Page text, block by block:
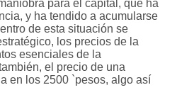
para el capital, que ha
y ha tendido a acumularse
de esta situación se
los precios de la
esenciales de la
el precio de una
en los 2500 `pesos, algo así